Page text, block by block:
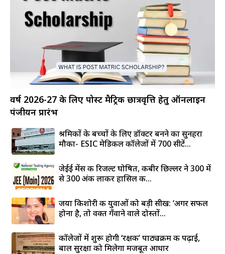
वर्ष 2026-27 के लिए पोस्ट मैट्रिक छात्रवृत्ति हेतु ऑनलाइन
पंजीयन प्रारंभ
श्रमिकों के बच्चों के लिए डॉक्टर बनने का सुनहरा
मौका- ESIC मेडिकल कॉलेजों में 700 सीटें...
जेईई मेंस की रिजल्ट घोषित, कबीर छिल्लर ने 300 में
से 300 अंक लाकर हासिल की...
जया किशोरी की युवाओं को बड़ी सीख: ‘अगर सफल
होना है, तो वक्त गँवाने वाले दोस्तों...
कॉलेजों में शुरू होगी ‘रक्षक’ पाठ्यक्रम की पढ़ाई,
बाल सुरक्षा को मिलेगा मजबूत आधार